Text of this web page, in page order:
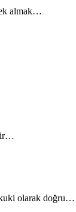
almak…
olarak doğru…